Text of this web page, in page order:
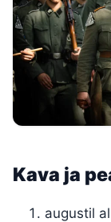
Kava ja
augustil